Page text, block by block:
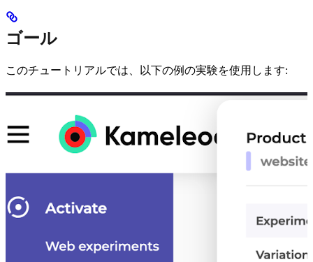
ゴール
このチュートリアルでは、以下の例の実験を使用します: